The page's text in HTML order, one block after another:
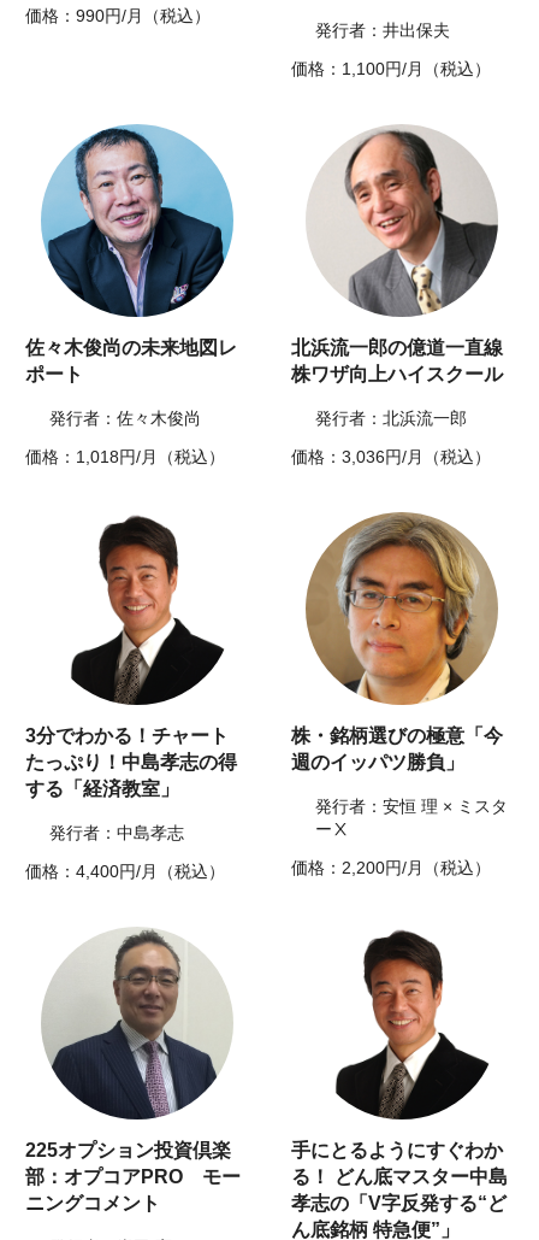
価格：990円/月（税込）
発行者：井出保夫
価格：1,100円/月（税込）
佐々木俊尚の未来地図レ
ポート
発行者：佐々木俊尚
価格：1,018円/月（税込）
北浜流一郎の億道一直線
株ワザ向上ハイスクール
発行者：北浜流一郎
価格：3,036円/月（税込）
3分でわかる！チャート
たっぷり！中島孝志の得
する「経済教室」
発行者：中島孝志
価格：4,400円/月（税込）
株・銘柄選びの極意「今
週のイッパツ勝負」
発行者：安恒 理 × ミスタ
ーⅩ
価格：2,200円/月（税込）
225オプション投資倶楽
部：オプコアPRO モー
ニングコメント
手にとるようにすぐわか
る！ どん底マスター中島
孝志の「V字反発する“ど
ん底銘柄 特急便”」